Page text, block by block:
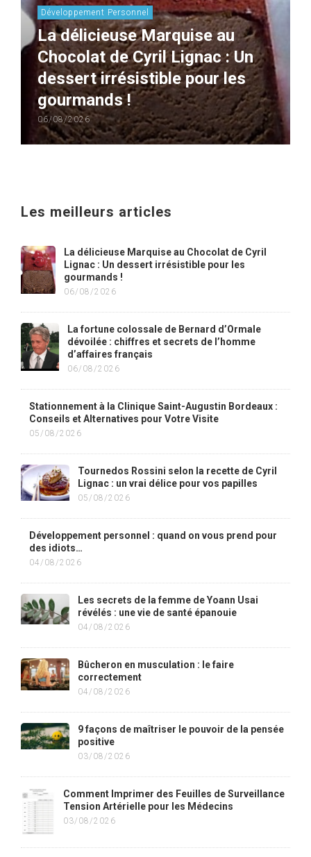
Développement Personnel
La délicieuse Marquise au
Chocolat de Cyril Lignac : Un
dessert irrésistible pour les
gourmands !
06/08/2026
Les meilleurs articles
La délicieuse Marquise au Chocolat de Cyril
Lignac : Un dessert irrésistible pour les
gourmands !
06/08/2026
La fortune colossale de Bernard d’Ormale
dévoilée : chiffres et secrets de l’homme
d’affaires français
06/08/2026
Stationnement à la Clinique Saint-Augustin Bordeaux :
Conseils et Alternatives pour Votre Visite
05/08/2026
Tournedos Rossini selon la recette de Cyril
Lignac : un vrai délice pour vos papilles
05/08/2026
Développement personnel : quand on vous prend pour
des idiots…
04/08/2026
Les secrets de la femme de Yoann Usai
révélés : une vie de santé épanouie
04/08/2026
Bûcheron en musculation : le faire
correctement
04/08/2026
9 façons de maîtriser le pouvoir de la pensée
positive
03/08/2026
Comment Imprimer des Feuilles de Surveillance
Tension Artérielle pour les Médecins
03/08/2026